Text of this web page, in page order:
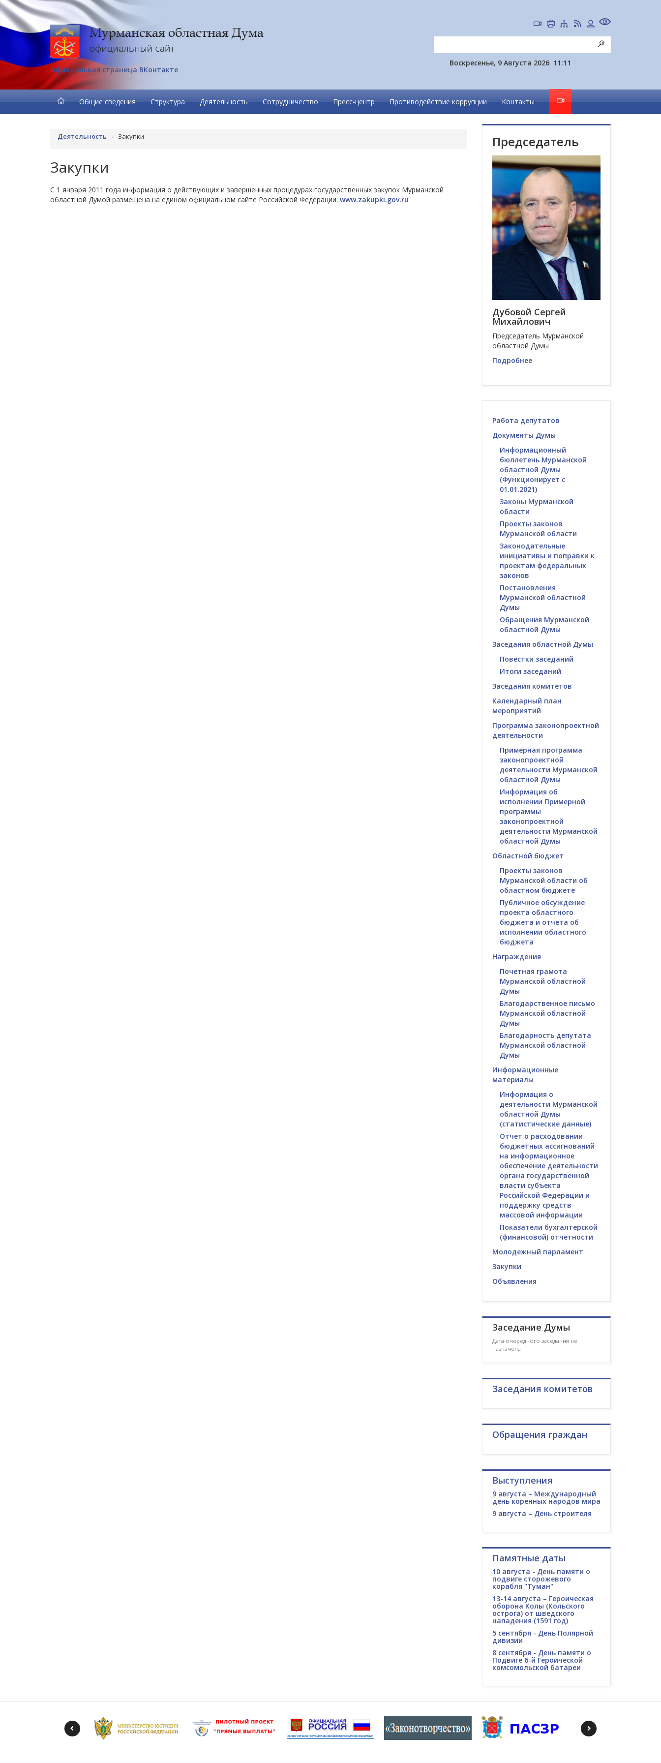
Официальная страница ВКонтакте
Воскресенье, 9 Августа 2026 11:11
Общие сведения Структура Деятельность Сотрудничество Пресс-центр Противодействие коррупции Контакты
Деятельность Закупки
Закупки
С 1 января 2011 года информация о действующих и завершенных процедурах государственных закупок Мурманской
областной Думой размещена на едином официальном сайте Российской Федерации: www.zakupki.gov.ru
Председатель
Дубовой Сергей
Михайлович
Председатель Мурманской
областной Думы
Подробнее
Работа депутатов
Документы Думы
Информационный
бюллетень Мурманской
областной Думы
(Функционирует с
01.01.2021)
Законы Мурманской
области
Проекты законов
Мурманской области
Законодательные
инициативы и поправки к
проектам федеральных
законов
Постановления
Мурманской областной
Думы
Обращения Мурманской
областной Думы
Заседания областной Думы
Повестки заседаний
Итоги заседаний
Заседания комитетов
Календарный план
мероприятий
Программа законопроектной
деятельности
Примерная программа
законопроектной
деятельности Мурманской
областной Думы
Информация об
исполнении Примерной
программы
законопроектной
деятельности Мурманской
областной Думы
Областной бюджет
Проекты законов
Мурманской области об
областном бюджете
Публичное обсуждение
проекта областного
бюджета и отчета об
исполнении областного
бюджета
Награждения
Почетная грамота
Мурманской областной
Думы
Благодарственное письмо
Мурманской областной
Думы
Благодарность депутата
Мурманской областной
Думы
Информационные
материалы
Информация о
деятельности Мурманской
областной Думы
(статистические данные)
Отчет о расходовании
бюджетных ассигнований
на информационное
обеспечение деятельности
органа государственной
власти субъекта
Российской Федерации и
поддержку средств
массовой информации
Показатели бухгалтерской
(финансовой) отчетности
Молодежный парламент
Закупки
Объявления
Заседание Думы
Дата очередного заседания не
назначена
Заседания комитетов
Обращения граждан
Выступления
9 августа – Международный
день коренных народов мира
9 августа – День строителя
Памятные даты
10 августа - День памяти о
подвиге сторожевого
корабля "Туман"
13-14 августа – Героическая
оборона Колы (Кольского
острога) от шведского
нападения (1591 год)
5 сентября - День Полярной
дивизии
8 сентября - День памяти о
Подвиге 6-й Героической
комсомольской батареи